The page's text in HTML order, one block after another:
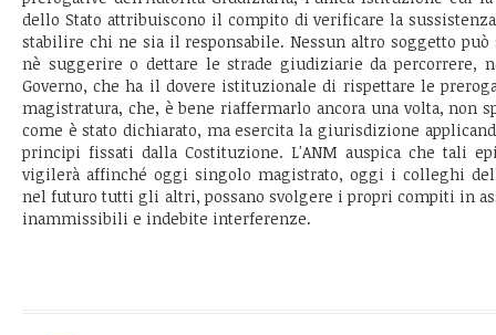
dello Stato attribuiscono il compito di verificare la
stabilire chi ne sia il responsabile. Nessun altro soggetto
nè suggerire o dettare le strade giudiziarie da percorrere,
Governo, che ha il dovere istituzionale di rispettare le
magistratura, che, è bene riaffermarlo ancora una volta, non
come è stato dichiarato, ma esercita la giurisdizione
principi fissati dalla Costituzione. L'ANM auspica che tali
vigilerà affinché oggi singolo magistrato, oggi i colleghi
nel futuro tutti gli altri, possano svolgere i propri compiti in
inammissibili e indebite interferenze.